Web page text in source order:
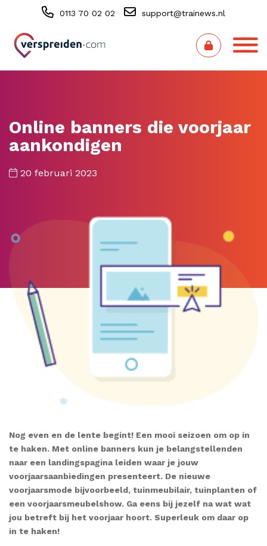
0113 70 02 02 support@trainews.nl
Online banners die voorjaar
aankondigen
20 februari 2023
Nog even en de lente begint! Een mooi seizoen om op in
te haken. Met online banners kun je belangstellenden
naar een landingspagina leiden waar je jouw
voorjaarsaanbiedingen presenteert. De nieuwe
voorjaarsmode bijvoorbeeld, tuinmeubilair, tuinplanten of
een voorjaarsmeubelshow. Ga eens bij jezelf na wat wat
jou betreft bij het voorjaar hoort. Superleuk om daar op
in te haken!